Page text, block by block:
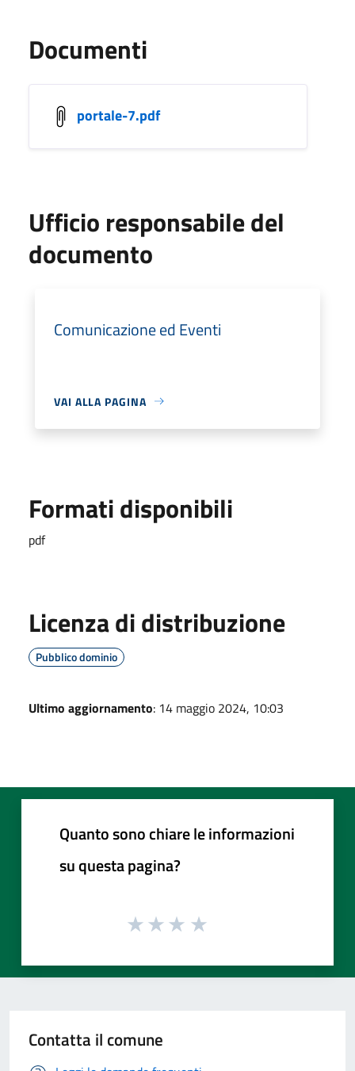
Documenti
portale-7.pdf
Ufficio responsabile del
documento
Comunicazione ed Eventi
VAI ALLA PAGINA
Formati disponibili
pdf
Licenza di distribuzione
Pubblico dominio
Ultimo aggiornamento: 14 maggio 2024, 10:03
Quanto sono chiare le informazioni
su questa pagina?
Contatta il comune